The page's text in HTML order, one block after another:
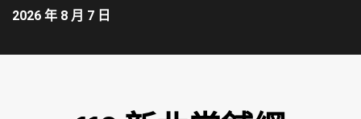
2026 年 8 月 7 日